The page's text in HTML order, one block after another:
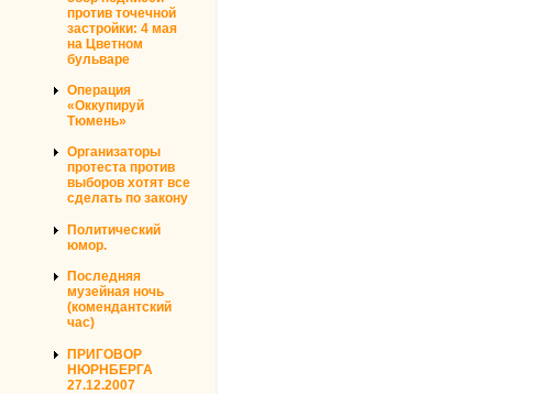
против точечной
застройки: 4 мая
на Цветном
бульваре
Операция
«Оккупируй
Тюмень»
Организаторы
протеста против
выборов хотят все
сделать по закону
Политический
юмор.
Последняя
музейная ночь
(комендантский
час)
ПРИГОВОР
НЮРНБЕРГА
27.12.2007